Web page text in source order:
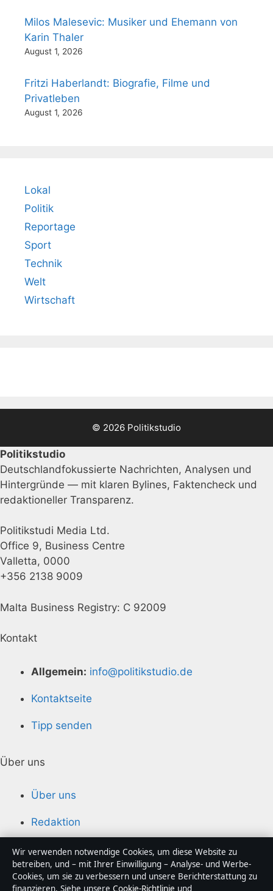
Milos Malesevic: Musiker und Ehemann von
Karin Thaler
August 1, 2026
Fritzi Haberlandt: Biografie, Filme und
Privatleben
August 1, 2026
Lokal
Politik
Reportage
Sport
Technik
Welt
Wirtschaft
© 2026 Politikstudio
Politikstudio
Deutschlandfokussierte Nachrichten, Analysen und
Hintergründe — mit klaren Bylines, Faktencheck und
redaktioneller Transparenz.
Politikstudi Media Ltd.
Office 9, Business Centre
Valletta, 0000
+356 2138 9009
Malta Business Registry: C 92009
Kontakt
Allgemein: info@politikstudio.de
Kontaktseite
Tipp senden
Über uns
Über uns
Redaktion
Unsere Geschichte
Quellen & Standards
Wir verwenden notwendige Cookies, um diese Website zu
betreiben, und – mit Ihrer Einwilligung – Analyse- und Werbe-
Cookies, um sie zu verbessern und unsere Berichterstattung zu
finanzieren. Siehe unsere Cookie-Richtlinie und